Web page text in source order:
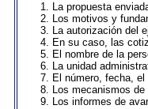
1. La propuesta
2. Los motivos y
3. La autorización del
4. En su caso, las
5. El nombre de la
6. La unidad
7. El número, fecha,
8. Los mecanismos
9. Los informes de